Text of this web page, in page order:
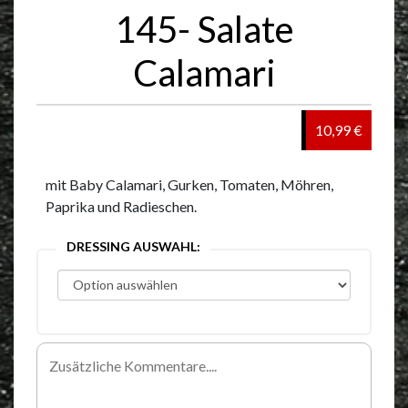
145- Salate
Calamari
10,99 €
mit Baby Calamari, Gurken, Tomaten, Möhren,
Paprika und Radieschen.
DRESSING AUSWAHL: